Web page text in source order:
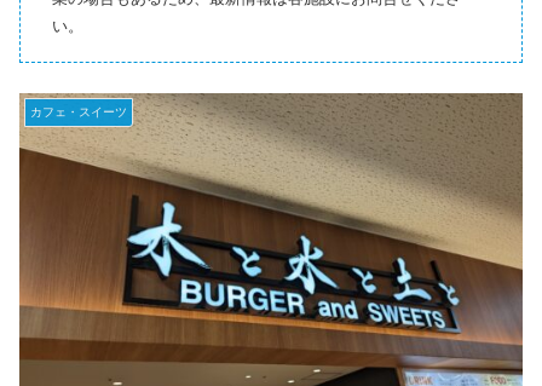
い。
カフェ・スイーツ